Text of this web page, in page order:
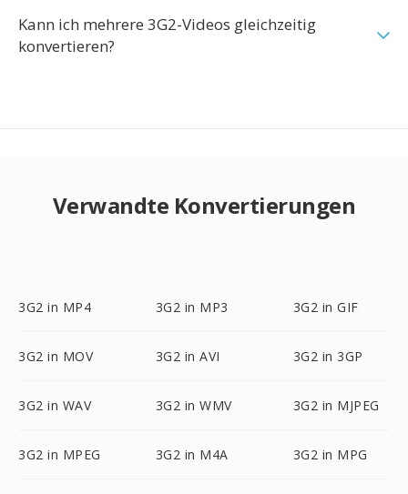
Kann ich mehrere 3G2-Videos gleichzeitig
konvertieren?
Verwandte Konvertierungen
3G2 in MP4 3G2 in MP3 3G2 in GIF
3G2 in MOV 3G2 in AVI 3G2 in 3GP
3G2 in WAV 3G2 in WMV 3G2 in MJPEG
3G2 in MPEG 3G2 in M4A 3G2 in MPG